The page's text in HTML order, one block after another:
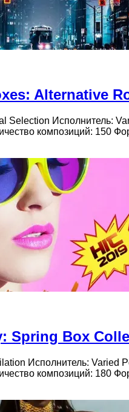
Alternative
Selection Исполнитель:
композиций: 150
Spring Box
Исполнитель:
композиций: 180